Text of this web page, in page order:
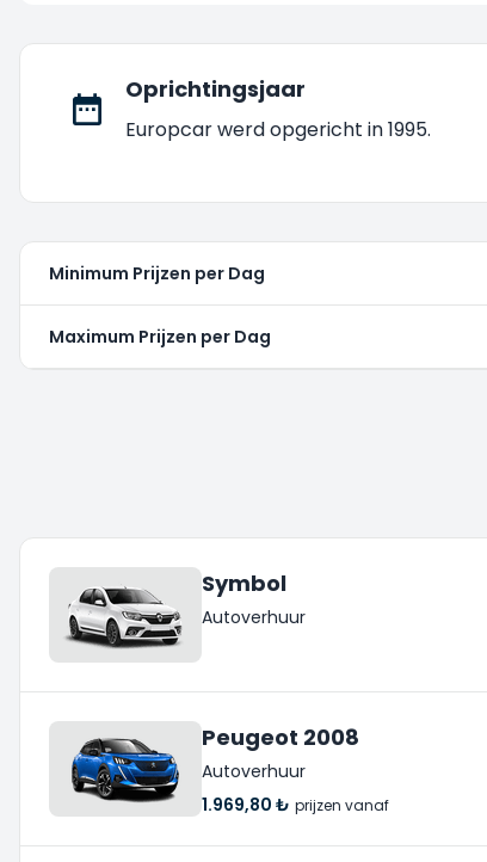
Oprichtingsjaar
Europcar werd opgericht in 1995.
Minimum Prijzen per Dag
Maximum Prijzen per Dag
Symbol
Autoverhuur
Peugeot 2008
Autoverhuur
1.969,80 ₺ prijzen vanaf